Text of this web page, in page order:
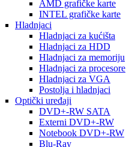
AMD grafičke karte
INTEL grafičke karte
Hladnjaci
Hladnjaci za kućišta
Hladnjaci za HDD
Hladnjaci za memoriju
Hladnjaci za procesore
Hladnjaci za VGA
Postolja i hladnjaci
Optički uređaji
DVD+-RW SATA
Externi DVD+-RW
Notebook DVD+-RW
Blu-Ray